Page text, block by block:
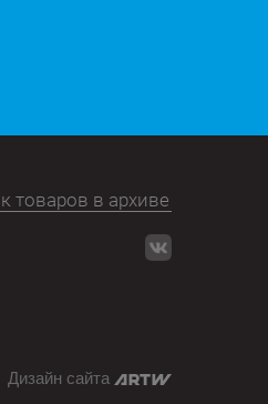
Дизайн сайта